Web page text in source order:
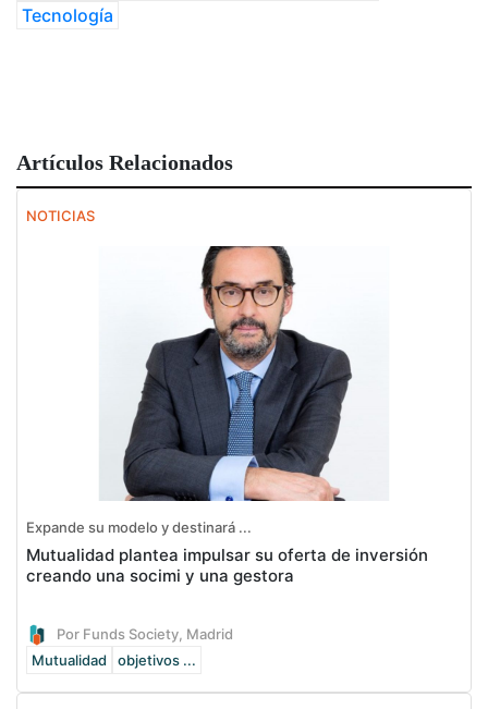
Tecnología
Artículos Relacionados
NOTICIAS
Expande su modelo y destinará ...
Mutualidad plantea impulsar su oferta de inversión
creando una socimi y una gestora
Por Funds Society, Madrid
Mutualidad
objetivos ...